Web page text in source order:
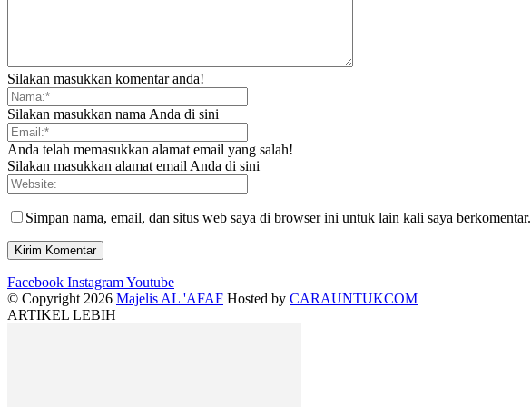
Silakan masukkan komentar anda!
Silakan masukkan nama Anda di sini
Anda telah memasukkan alamat email yang salah!
Silakan masukkan alamat email Anda di sini
Simpan nama, email, dan situs web saya di browser ini untuk lain kali saya berkomentar.
Facebook InstagramYoutube
© Copyright 2026 Majelis AL 'AFAF Hosted by CARAUNTUKCOM
ARTIKEL LEBIH